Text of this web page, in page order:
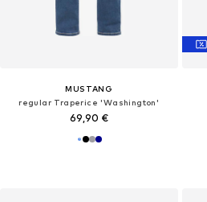
MUSTANG
regular Traperice 'Washington'
69,90 €